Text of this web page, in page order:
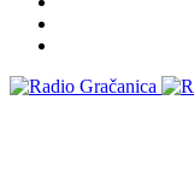
Meni